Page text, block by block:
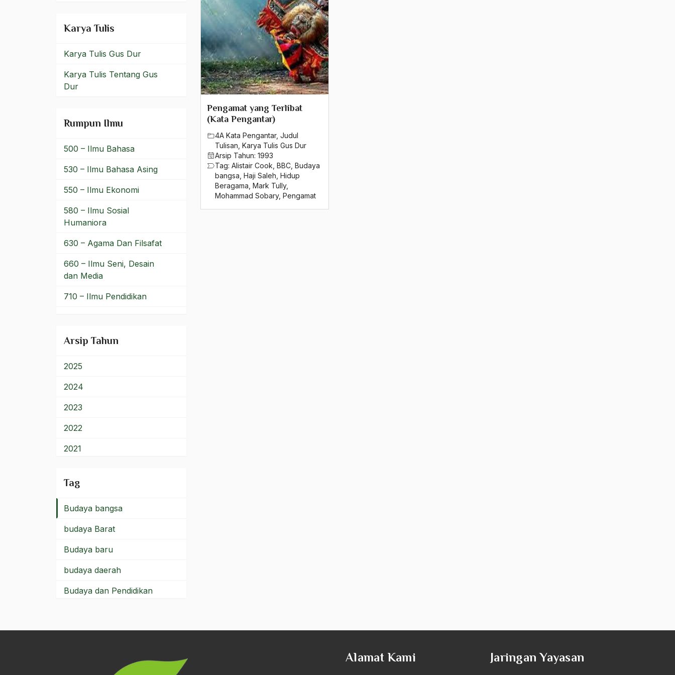
Pengamat yang Terlibat
(Kata Pengantar)
4A Kata Pengantar, Judul
Tulisan Karya Tulis Gus Dur
Arsip Tahun: 1993
Tag: Alistair Cook BBC Budaya
bangsa Haji Saleh Hidup
Beragama Mark Tully,
Mohammad Sobary, Pengamat
Karya Tulis
Karya Tulis Gus Dur
Karya Tulis Tentang Gus
Dur
Rumpun Ilmu
500 – Ilmu Bahasa
530 – Ilmu Bahasa Asing
550 – Ilmu Ekonomi
580 – Ilmu Sosial
Humaniora
630 – Agama Dan Filsafat
660 – Ilmu Seni, Desain
dan Media
710 – Ilmu Pendidikan
Arsip Tahun
2025
2024
2023
2022
2021
2019
2018
2017
2016
2015
2014
Tag
Birokrat Islam
Birokratis
birokratisasi
bis PPD
Bobot Sangkaan
Bom
bom bali
bom borobudur
bom irak
BPR
brawijaya
Brawijaya V
Brazil
Brigjen K
Budak Sosiologis
Budaya Altenatif
Budaya bangsa
budaya Barat
Budaya baru
budaya daerah
Budaya dan Pendidikan
budaya jawa
Budaya Keraton
Alamat Kami Jaringan Yayasan